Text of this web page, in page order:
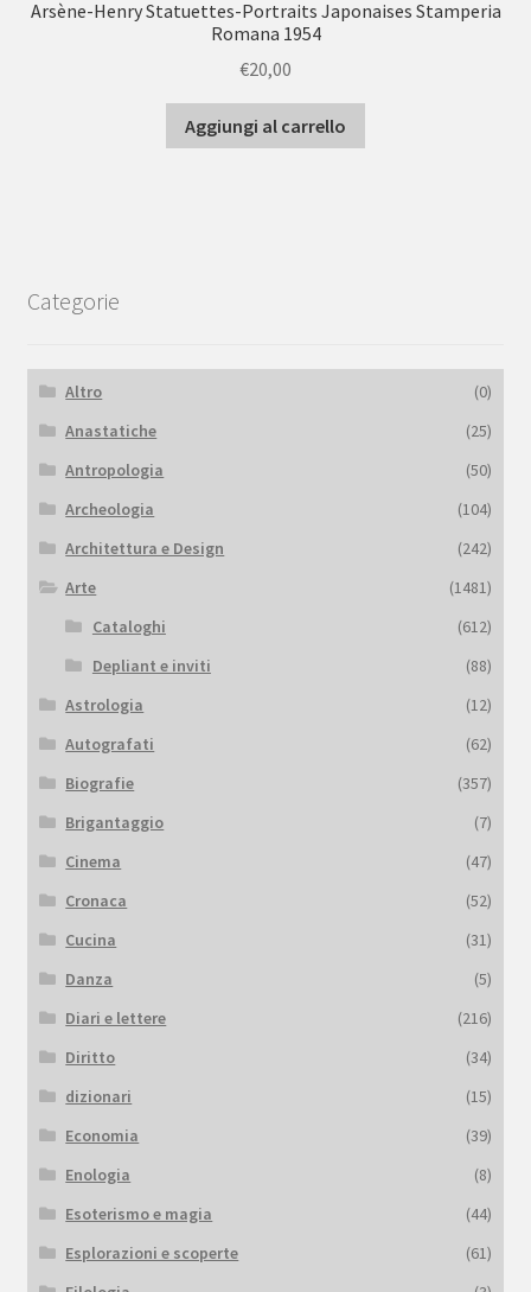
Arsène-Henry Statuettes-Portraits Japonaises Stamperia
Romana 1954
€20,00
Aggiungi al carrello
Categorie
Altro
(0)
Anastatiche
(25)
Antropologia
(50)
Archeologia
(104)
Architettura e Design
(242)
Arte
(1481)
Cataloghi
(612)
Depliant e inviti
(88)
Astrologia
(12)
Autografati
(62)
Biografie
(357)
Brigantaggio
(7)
Cinema
(47)
Cronaca
(52)
Cucina
(31)
Danza
(5)
Diari e lettere
(216)
Diritto
(34)
dizionari
(15)
Economia
(39)
Enologia
(8)
Esoterismo e magia
(44)
Esplorazioni e scoperte
(61)